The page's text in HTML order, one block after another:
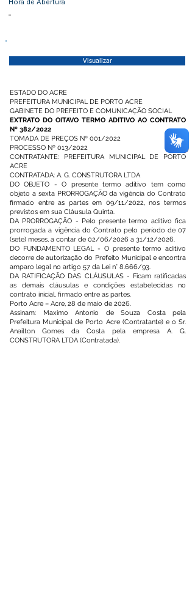
Hora de Abertura
-
Visualizar
ESTADO DO ACRE
PREFEITURA MUNICIPAL DE PORTO ACRE
GABINETE DO PREFEITO E COMUNICAÇÃO SOCIAL
EXTRATO DO OITAVO TERMO ADITIVO AO CONTRATO
Nº 382/2022
TOMADA DE PREÇOS Nº 001/2022
PROCESSO Nº 013/2022
CONTRATANTE: PREFEITURA MUNICIPAL DE PORTO
ACRE
CONTRATADA: A. G. CONSTRUTORA LTDA
DO OBJETO - O presente termo aditivo tem como
objeto a sexta PRORROGAÇÃO da vigência do Contrato
firmado entre as partes em 09/11/2022, nos termos
previstos em sua Cláusula Quinta.
DA PRORROGAÇÃO - Pelo presente termo aditivo fica
prorrogada a vigência do Contrato pelo período de 07
(sete) meses, a contar de 02/06/2026 a 31/12/2026.
DO FUNDAMENTO LEGAL - O presente termo aditivo
decorre de autorização do Prefeito Municipal e encontra
amparo legal no artigo 57 da Lei n° 8.666/93.
DA RATIFICAÇÃO DAS CLÁUSULAS - Ficam ratificadas
as demais cláusulas e condições estabelecidas no
contrato inicial, firmado entre as partes.
Porto Acre – Acre, 28 de maio de 2026.
Assinam: Maximo Antonio de Souza Costa pela
Prefeitura Municipal de Porto Acre (Contratante) e o Sr.
Anailton Gomes da Costa pela empresa A. G.
CONSTRUTORA LTDA (Contratada).